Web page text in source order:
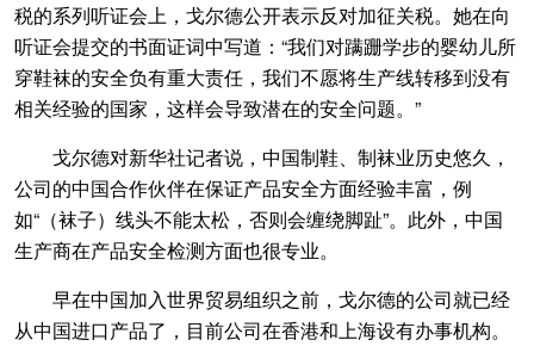
税的系列听证会上，戈尔德公开表示反对加征关税。她在向
听证会提交的书面证词中写道：“我们对蹒跚学步的婴幼儿所
穿鞋袜的安全负有重大责任，我们不愿将生产线转移到没有
相关经验的国家，这样会导致潜在的安全问题。”
戈尔德对新华社记者说，中国制鞋、制袜业历史悠久，
公司的中国合作伙伴在保证产品安全方面经验丰富，例
如“（袜子）线头不能太松，否则会缠绕脚趾”。此外，中国
生产商在产品安全检测方面也很专业。
早在中国加入世界贸易组织之前，戈尔德的公司就已经
从中国进口产品了，目前公司在香港和上海设有办事机构。